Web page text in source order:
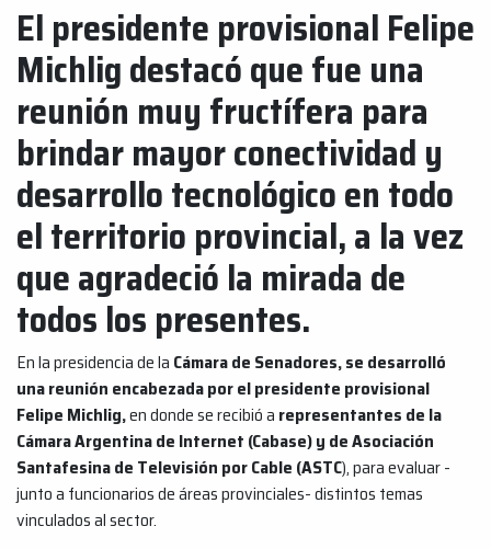
El presidente provisional Felipe
Michlig destacó que fue una
reunión muy fructífera para
brindar mayor conectividad y
desarrollo tecnológico en todo
el territorio provincial, a la vez
que agradeció la mirada de
todos los presentes.
En la presidencia de la Cámara de Senadores, se desarrolló
una reunión encabezada por el presidente provisional
Felipe Michlig,en donde se recibió a representantes de la
Cámara Argentina de Internet (Cabase) y de Asociación
Santafesina de Televisión por Cable (ASTC), para evaluar -
junto a funcionarios de áreas provinciales- distintos temas
vinculados al sector.